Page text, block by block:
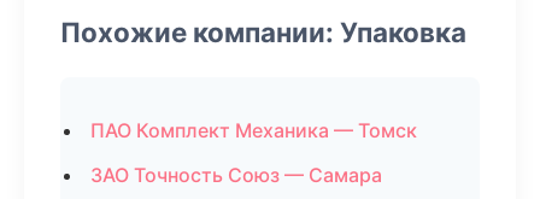
Похожие компании: Упаковка
ПАО Комплект Механика — Томск
ЗАО Точность Союз — Самара